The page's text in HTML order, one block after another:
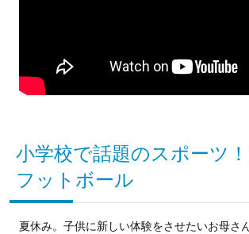
小学校で話題のスポーツ
フットボール
夏休み。子供に新しい体験をさせたいお母さ